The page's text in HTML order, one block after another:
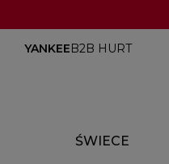
YANKEEB2B HURT
ŚWIECE